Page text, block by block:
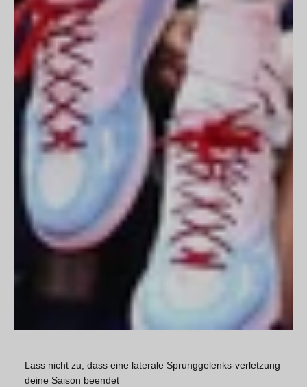
Lass nicht zu, dass eine laterale Sprunggelenks-verletzung
deine Saison beendet